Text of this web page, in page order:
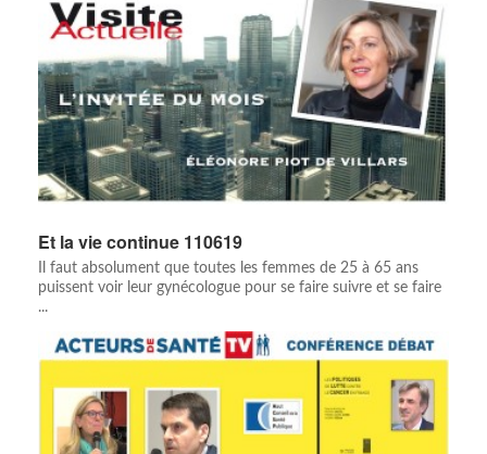
Et la vie continue 110619
Il faut absolument que toutes les femmes de 25 à 65 ans
puissent voir leur gynécologue pour se faire suivre et se faire
...